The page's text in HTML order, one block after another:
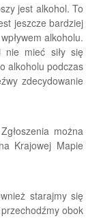
jest alkohol. To
jeszcze bardziej
alkoholu.
nie mieć siły się
alkoholu podczas
zdecydowanie
można
Krajowej Mapie
starajmy się
obok